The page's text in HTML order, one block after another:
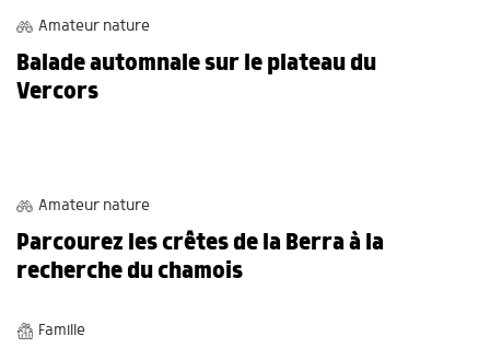
Amateur nature
Balade automnale sur le plateau du
Vercors
Amateur nature
Parcourez les crêtes de la Berra à la
recherche du chamois
Famille